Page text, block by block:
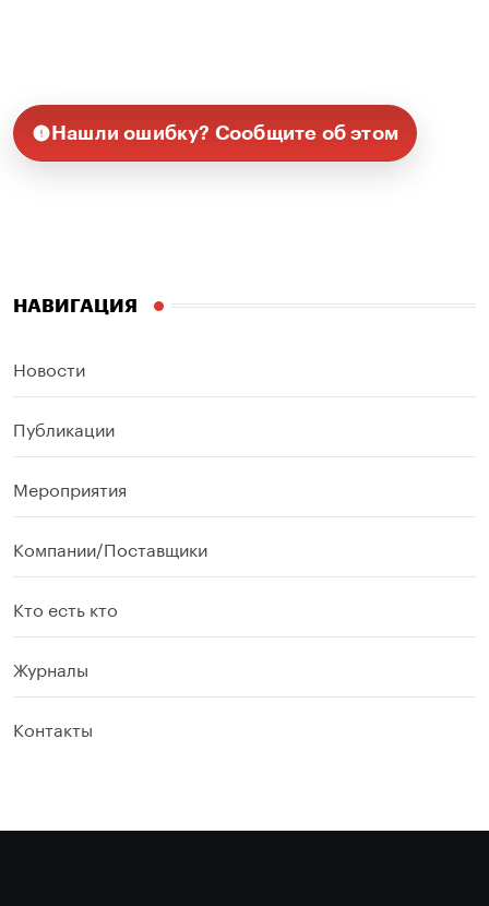
Нашли ошибку? Сообщите об этом
НАВИГАЦИЯ
Новости
Публикации
Мероприятия
Компании/Поставщики
Кто есть кто
Журналы
Контакты